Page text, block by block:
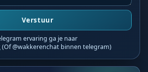
Verstuur
ervaring ga je naar
(Of @wakkerenchat binnen telegram)